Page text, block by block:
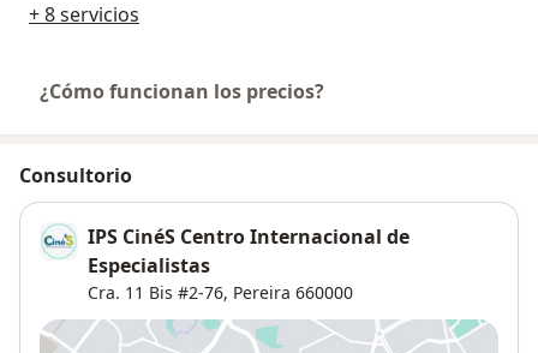
+ 8 servicios
¿Cómo funcionan los precios?
Consultorio
IPS CinéS Centro Internacional de
Especialistas
Cra. 11 Bis #2-76, Pereira 660000